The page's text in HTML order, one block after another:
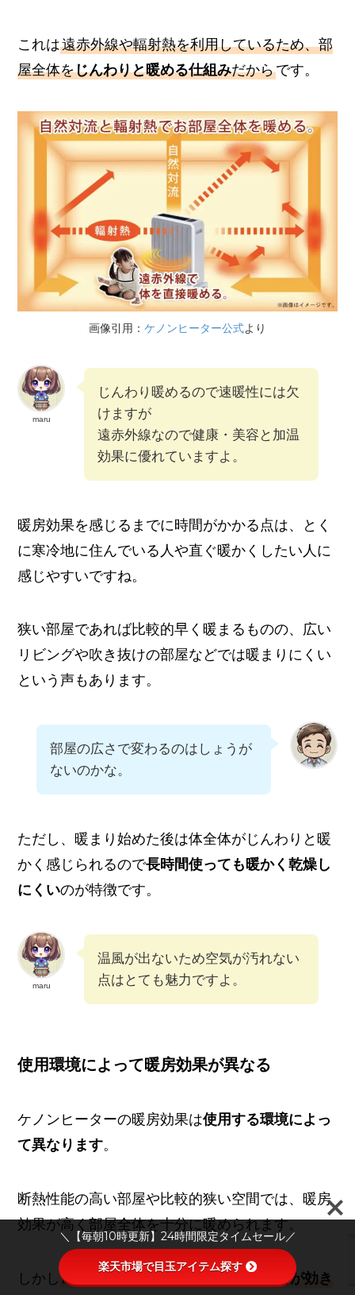
これは遠赤外線や輻射熱を利用しているため、部
屋全体をじんわりと暖める仕組みだからです。
画像引用： ケノンヒーター公式より
maru
じんわり暖めるので速暖性には欠
けますが
遠赤外線なので健康・美容と加温
効果に優れていますよ。
暖房効果を感じるまでに時間がかかる点は、とく
に寒冷地に住んでいる人や直ぐ暖かくしたい人に
感じやすいですね。
狭い部屋であれば比較的早く暖まるものの、広い
リビングや吹き抜けの部屋などでは暖まりにくい
という声もあります。
部屋の広さで変わるのはしょうが
ないのかな。
ただし、暖まり始めた後は体全体がじんわりと暖
かく感じられるので長時間使っても暖かく乾燥し
にくいのが特徴です。
maru
温風が出ないため空気が汚れない
点はとても魅力ですよ。
使用環境によって暖房効果が異なる
ケノンヒーターの暖房効果は使用する環境によっ
て異なります。
断熱性能の高い部屋や比較的狭い空間では、暖房
効果が高く部屋全体を十分に暖められます。
しかし断熱が不十分な広い部屋では、 暖房が効き
＼【毎朝10時更新】24時間限定タイムセール／
楽天市場で目玉アイテム探す